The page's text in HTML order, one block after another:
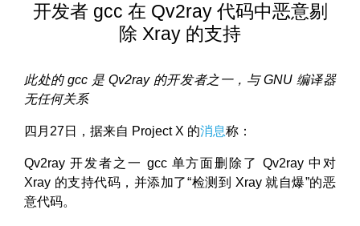
开发者 gcc 在 Qv2ray 代码中恶意剔
除 Xray 的支持
此处的 gcc 是 Qv2ray 的开发者之一，与 GNU 编译器
无任何关系
四月27日，据来自 Project X 的消息称：
Qv2ray 开发者之一 gcc 单方面删除了 Qv2ray 中对
Xray 的支持代码，并添加了“检测到 Xray 就自爆”的恶
意代码。